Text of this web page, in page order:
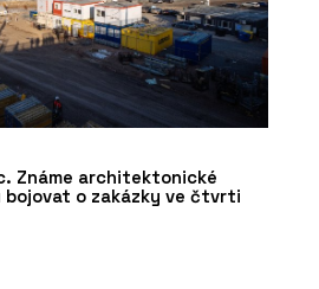
Známe architektonické
o zakázky ve čtvrti